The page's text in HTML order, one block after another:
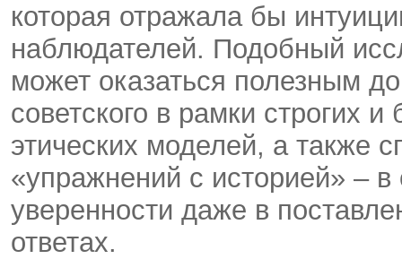
которая отражала бы
наблюдателей. Подобный
может оказаться полезным
советского в рамки строгих
этических моделей, а также
«упражнений с историей» –
уверенности даже в
ответах.